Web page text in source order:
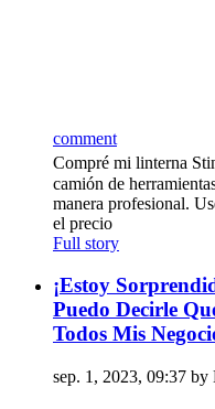
comment
Compré mi linterna
camión de
manera profesional.
el precio
Full story
¡Estoy
Puedo Decirle
Todos Mis
sep. 1, 2023, 09:37 by